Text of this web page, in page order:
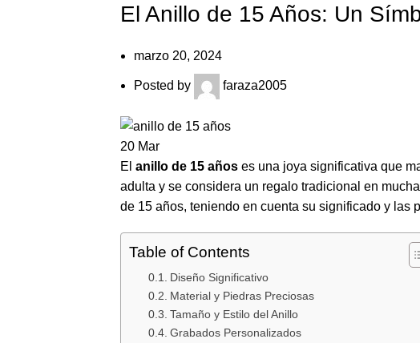
El Anillo de 15 Años: Un
marzo 20, 2024
Posted by faraza2005
20 Mar
El anillo de 15 años es una joya significativa que
adulta y se considera un regalo tradicional en
de 15 años, teniendo en cuenta su significado y las
Table of Contents
Diseño Significativo
Material y Piedras Preciosas
Tamaño y Estilo del Anillo
Grabados Personalizados